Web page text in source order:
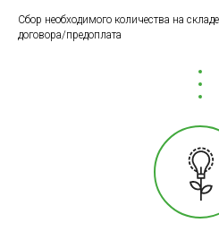
Сбор необходимого количества на
договора/предоплата